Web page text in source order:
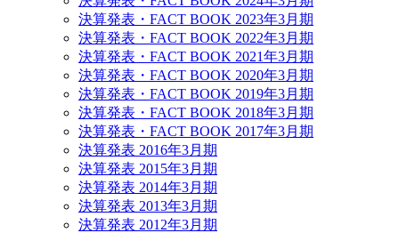
決算発表・FACT BOOK 2023年3月期
決算発表・FACT BOOK 2022年3月期
決算発表・FACT BOOK 2021年3月期
決算発表・FACT BOOK 2020年3月期
決算発表・FACT BOOK 2019年3月期
決算発表・FACT BOOK 2018年3月期
決算発表・FACT BOOK 2017年3月期
決算発表 2016年3月期
決算発表 2015年3月期
決算発表 2014年3月期
決算発表 2013年3月期
決算発表 2012年3月期